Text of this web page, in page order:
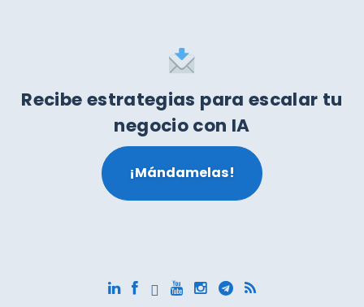
Recibe estrategias para escalar tu
negocio con IA
¡Mándamelas!